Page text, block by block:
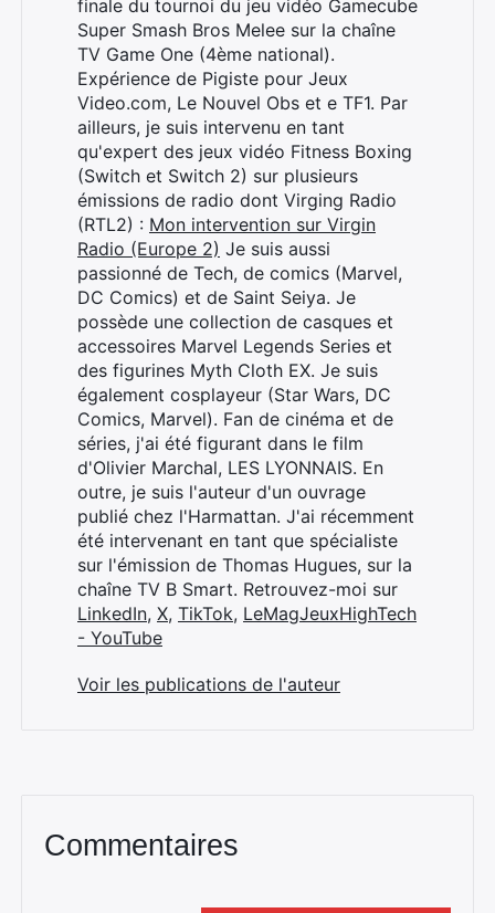
finale du tournoi du jeu vidéo Gamecube
Super Smash Bros Melee sur la chaîne
TV Game One (4ème national).
Expérience de Pigiste pour Jeux
Video.com, Le Nouvel Obs et e TF1. Par
ailleurs, je suis intervenu en tant
qu'expert des jeux vidéo Fitness Boxing
(Switch et Switch 2) sur plusieurs
émissions de radio dont Virging Radio
(RTL2) : Mon intervention sur Virgin
Radio (Europe 2) Je suis aussi
passionné de Tech, de comics (Marvel,
DC Comics) et de Saint Seiya. Je
possède une collection de casques et
accessoires Marvel Legends Series et
des figurines Myth Cloth EX. Je suis
également cosplayeur (Star Wars, DC
Comics, Marvel). Fan de cinéma et de
séries, j'ai été figurant dans le film
d'Olivier Marchal, LES LYONNAIS. En
outre, je suis l'auteur d'un ouvrage
publié chez l'Harmattan. J'ai récemment
été intervenant en tant que spécialiste
sur l'émission de Thomas Hugues, sur la
chaîne TV B Smart. Retrouvez-moi sur
LinkedIn, X, TikTok, LeMagJeuxHighTech
- YouTube
Voir les publications de l'auteur
Commentaires